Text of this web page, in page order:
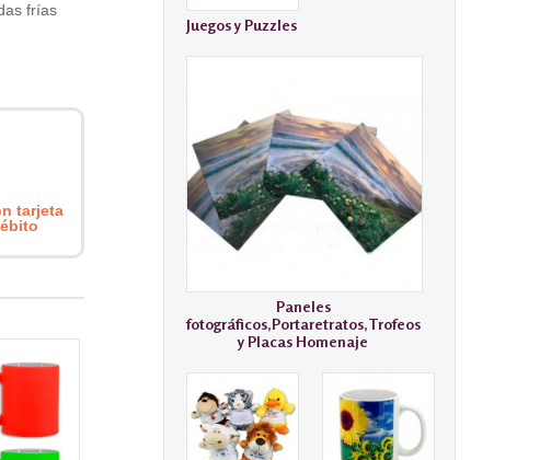
frías
tarjeta
Juegos y Puzzles
Paneles
fotográficos,Portaretratos,Trofeos
y Placas Homenaje